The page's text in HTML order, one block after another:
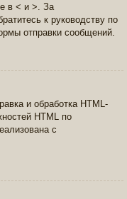
в < и >. За
к руководству по
отправки сообщений.
и обработка HTML-
HTML по
с